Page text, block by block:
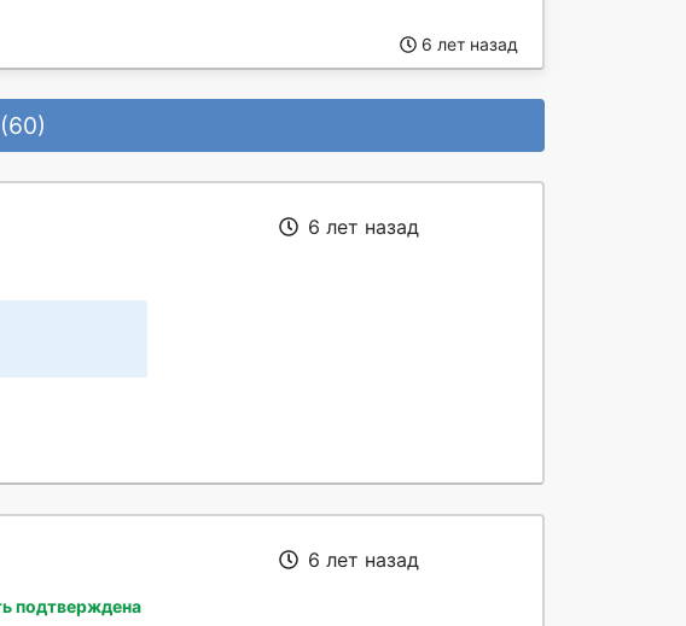
6 лет назад
6 лет назад
подтверждена
6 лет назад